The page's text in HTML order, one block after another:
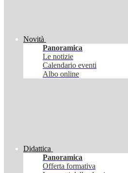
Novità
Panoramica
Le notizie
Calendario eventi
Albo online
Didattica
Panoramica
Offerta formativa